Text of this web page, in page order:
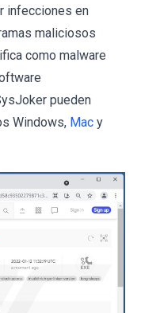
infecciones en
maliciosos
como malware
pueden
Windows, Mac y